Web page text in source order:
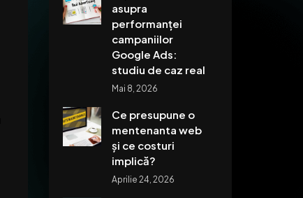
asupra
performanței
campaniilor
Google Ads:
studiu de caz real
Mai 8, 2026
Ce presupune o
mentenanta web
și ce costuri
implică?
Aprilie 24, 2026